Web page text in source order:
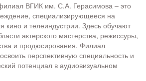
ВГИК им. С.А. Герасимова – это
специализирующееся на
кино и телеиндустрии. Здесь обучают
актерского мастерства, режиссуры,
и продюсирования. Филиал
перспективную специальность и
потенциал в аудиовизуальном